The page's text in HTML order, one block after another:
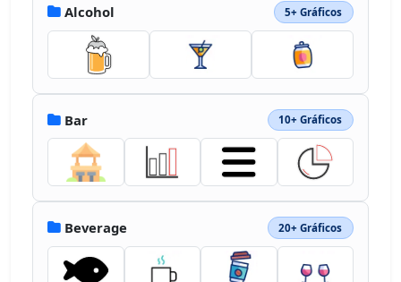
Alcohol 5+ Gráficos
Bar 10+ Gráficos
Beverage 20+ Gráficos